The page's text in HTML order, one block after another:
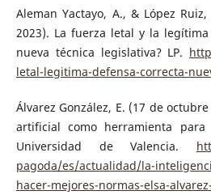
Aleman Yactayo, A., & López
2023). La fuerza letal y la
nueva técnica legislativa? LP.
letal-legitima-defensa-correcta-
Álvarez González, E. (17 de
artificial como herramienta para
Universidad de Valencia.
pagoda/es/actualidad/la-
hacer-mejores-normas-elsa-